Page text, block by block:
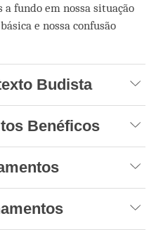
fundo em nossa situação
e nossa confusão
Budista
Benéficos